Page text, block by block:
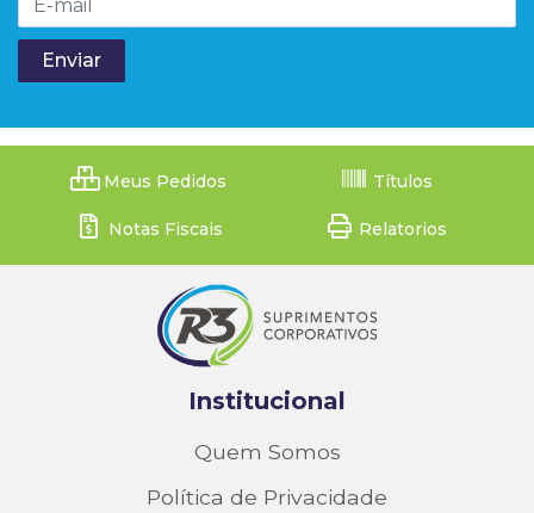
Meus Pedidos Títulos
Notas Fiscais Relatorios
Institucional
Quem Somos
Política de Privacidade